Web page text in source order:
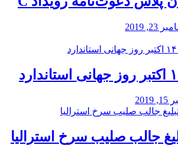
23, 2019
جالب صلیب سرخ استرالیا